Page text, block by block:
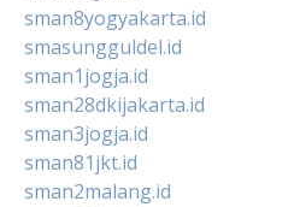
sman8yogyakarta.id
smasungguldel.id
sman1jogja.id
sman28dkijakarta.id
sman3jogja.id
sman81jkt.id
sman2malang.id